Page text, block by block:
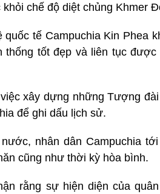
chế độ diệt chủng Khmer
tế Campuchia Kin Phea
thống tốt đẹp và liên tục được
xây dựng những Tượng
để ghi dấu lịch sử.
nhân dân Campuchia
cũng như thời kỳ hòa bình.
rằng sự hiện diện của